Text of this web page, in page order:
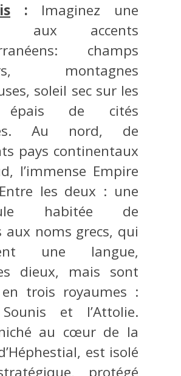
: Imaginez une
aux accents
champs
montagnes
soleil sec sur les
épais de cités
Au nord, de
pays continentaux
l’immense Empire
les deux : une
habitée de
aux noms grecs, qui
une langue,
dieux, mais sont
trois royaumes :
et l’Attolie.
au cœur de la
est isolé